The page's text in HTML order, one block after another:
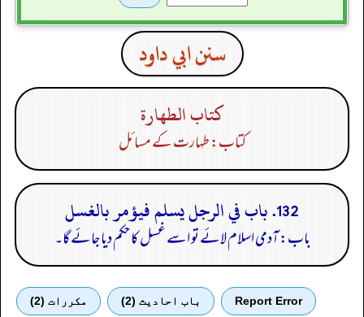
سنن ابي داود
كتاب الطهارة
کتاب: طہارت کے مسائل
132. باب في الرجل يسلم فيؤمر بالغسل
باب: آدمی اسلام لائے تو اسے غسل کا حکم دیا جائے گا۔
Report Error باب احادیث (2) مكررات (2)